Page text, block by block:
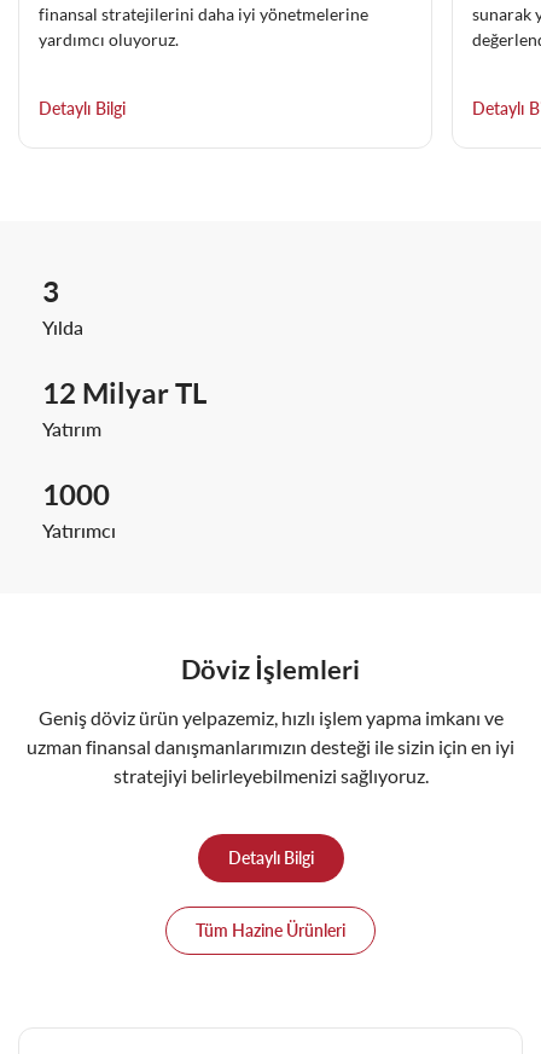
finansal stratejilerini daha iyi yönetmelerine
yardımcı oluyoruz.
Detaylı Bilgi
sunarak
Detaylı
3
Yılda
12 Milyar TL
Yatırım
1000
Yatırımcı
Döviz İşlemleri
Geniş döviz ürün yelpazemiz, hızlı işlem yapma imkanı ve
uzman finansal danışmanlarımızın desteği ile sizin için en iyi
stratejiyi belirleyebilmenizi sağlıyoruz.
Detaylı Bilgi
Tüm Hazine Ürünleri